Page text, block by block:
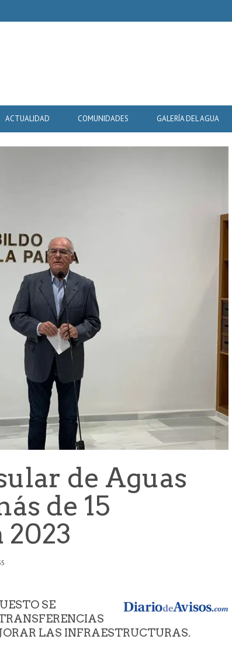
ACTUALIDAD COMUNIDADES GALERÍA DEL AGUA
de Aguas
de 15
SE
LAS INFRAESTRUCTURAS.